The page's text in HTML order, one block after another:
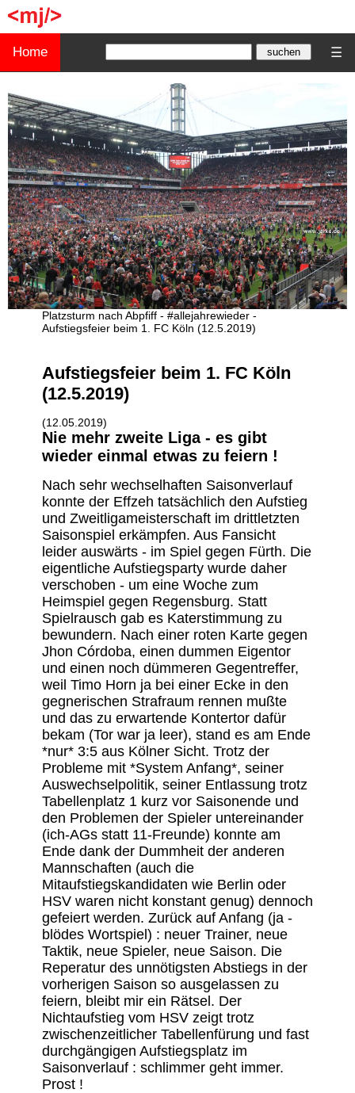
Home ☰
Platzsturm nach Abpfiff - #allejahrewieder -
Aufstiegsfeier beim 1. FC Köln (12.5.2019)
Aufstiegsfeier beim 1. FC Köln
(12.5.2019)
(12.05.2019)
Nie mehr zweite Liga - es gibt
wieder einmal etwas zu feiern !
Nach sehr wechselhaften Saisonverlauf
konnte der Effzeh tatsächlich den Aufstieg
und Zweitligameisterschaft im drittletzten
Saisonspiel erkämpfen. Aus Fansicht
leider auswärts - im Spiel gegen Fürth. Die
eigentliche Aufstiegsparty wurde daher
verschoben - um eine Woche zum
Heimspiel gegen Regensburg. Statt
Spielrausch gab es Katerstimmung zu
bewundern. Nach einer roten Karte gegen
Jhon Córdoba, einen dummen Eigentor
und einen noch dümmeren Gegentreffer,
weil Timo Horn ja bei einer Ecke in den
gegnerischen Strafraum rennen mußte
und das zu erwartende Kontertor dafür
bekam (Tor war ja leer), stand es am Ende
*nur* 3:5 aus Kölner Sicht. Trotz der
Probleme mit *System Anfang*, seiner
Auswechselpolitik, seiner Entlassung trotz
Tabellenplatz 1 kurz vor Saisonende und
den Problemen der Spieler untereinander
(ich-AGs statt 11-Freunde) konnte am
Ende dank der Dummheit der anderen
Mannschaften (auch die
Mitaufstiegskandidaten wie Berlin oder
HSV waren nicht konstant genug) dennoch
gefeiert werden. Zurück auf Anfang (ja -
blödes Wortspiel) : neuer Trainer, neue
Taktik, neue Spieler, neue Saison. Die
Reperatur des unnötigsten Abstiegs in der
vorherigen Saison so ausgelassen zu
feiern, bleibt mir ein Rätsel. Der
Nichtaufstieg vom HSV zeigt trotz
zwischenzeitlicher Tabellenfürung und fast
durchgängigen Aufstiegsplatz im
Saisonverlauf : schlimmer geht immer.
Prost !